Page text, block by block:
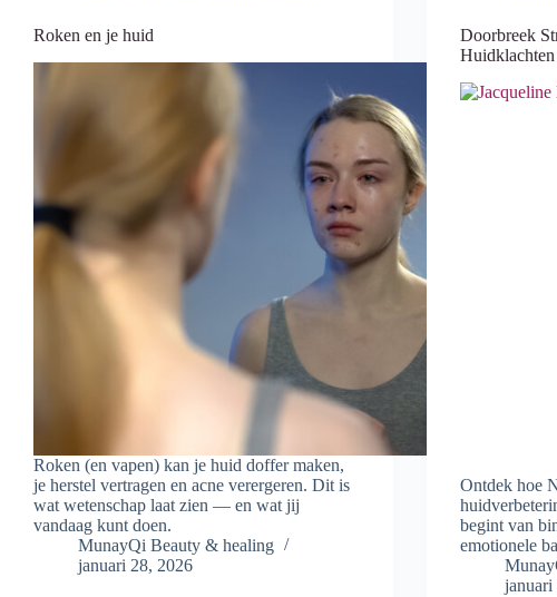
Roken en je huid
Roken (en vapen) kan je huid doffer maken,
je herstel vertragen en acne verergeren. Dit is
wat wetenschap laat zien — en wat jij
vandaag kunt doen.
MunayQi Beauty & healing
januari 28, 2026
Doorbreek
Ontdek hoe
begint van
emotionele
januari